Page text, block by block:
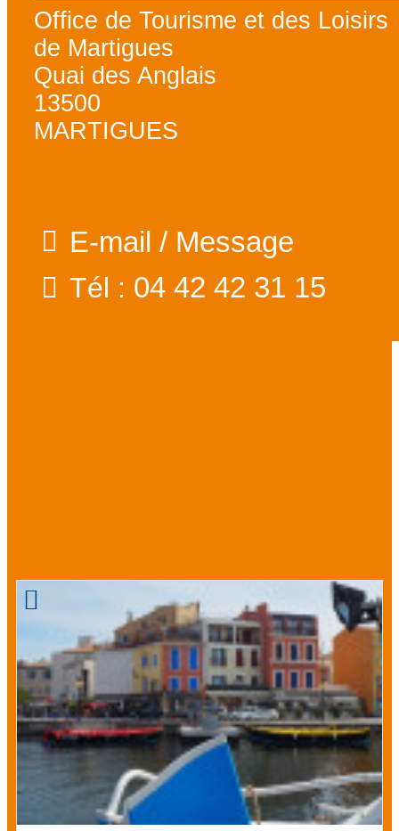
Office de Tourisme et des Loisirs
de Martigues
Quai des Anglais
13500
MARTIGUES
E-mail / Message
Tél : 04 42 42 31 15